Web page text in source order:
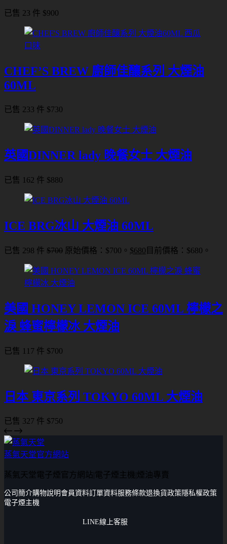
已售 23 件 $900
CHEF’S BREW 廚師佳釀系列 大煙油
60ML
已售 233 件 $730
英國DINNER lady 晚餐女士 大煙油
已售 162 件 $880
ICE BRG冰山 大煙油 60ML
已售 298 件 $700 原始價格：$700。 $680 目前價格：$680。
美國 HONEY LEMON ICE 60ML 檸檬之
淚 蜂蜜檸檬冰 大煙油
已售 117 件 $700
日本 東京系列 TOKYO 60ML 大煙油
已售 327 件 $750
蒸氣天堂官方網站
蒸氣天堂電子煙官方網站|電子煙主機|煙油專賣
公司簡介購物說明會員資料訂單資料服務條款退換貨政策 隱私權政策
電子煙主機
LINE線上客服